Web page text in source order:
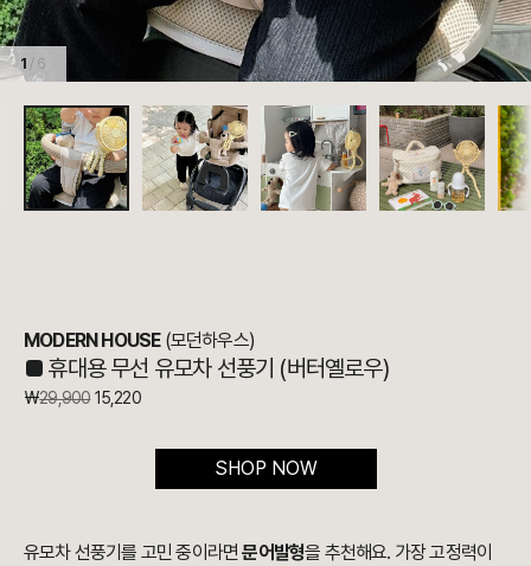
1 / 6
MODERN HOUSE (모던하우스)
■ 휴대용 무선 유모차 선풍기 (버터옐로우)
₩29,900 15,220
SHOP NOW
유모차 선풍기를 고민 중이라면문어발형을 추천해요. 가장 고정력이